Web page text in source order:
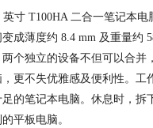
英寸 T100HA 二合一笔记本电
成薄度约 8.4 mm 及重量约
个独立的设备不但可以合并
更不失优雅感及便利性。工
的笔记本电脑。休息时，拆
平板电脑。